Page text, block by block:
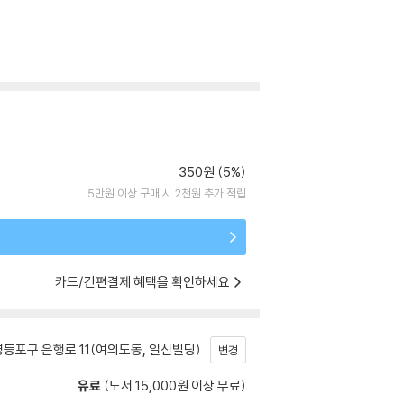
350원 (5%)
5만원 이상 구매 시 2천원 추가 적립
카드/간편결제 혜택을 확인하세요
포구 은행로 11(여의도동, 일신빌딩) 변경
유료 (도서 15,000원 이상 무료)